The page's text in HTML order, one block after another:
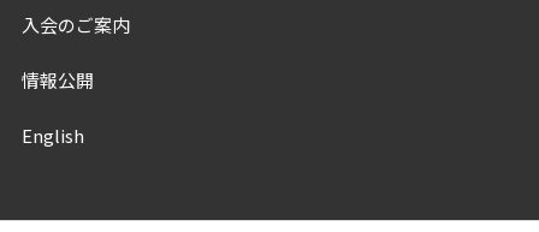
入会のご案内
情報公開
English